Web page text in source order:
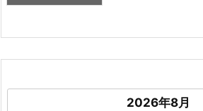
2026年8月